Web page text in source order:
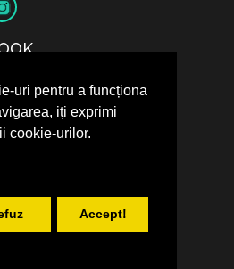
uri pentru a funcționa
iți exprimi
cookie-urilor.
Accept!